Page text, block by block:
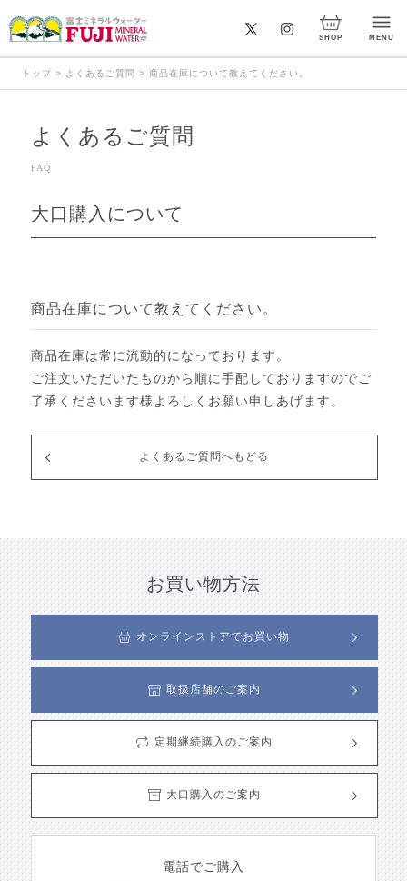
Instagram
SHOP MENU
トップ > よくあるご質問 > 商品在庫について教えてください。
よくあるご質問
FAQ
大口購入について
商品在庫について教えてください。
商品在庫は常に流動的になっております。
ご注文いただいたものから順に手配しておりますのでご
了承くださいます様よろしくお願い申しあげます。
よくあるご質問へもどる
お買い物方法
オンラインストアでお買い物
取扱店舗のご案内
定期継続購入のご案内
大口購入のご案内
電話でご購入